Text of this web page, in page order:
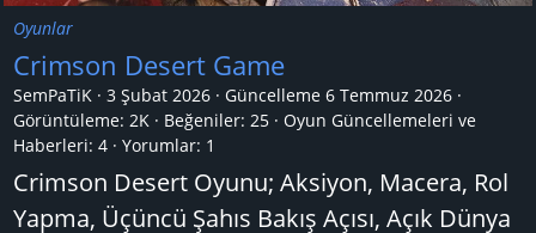
Oyunlar
Crimson Desert Game
SemPaTiK 3 Şubat 2026 Güncelleme 6 Temmuz 2026
Görüntüleme: 2K
Beğeniler: 25
Oyun Güncellemeleri ve
Haberleri: 4 Yorumlar: 1
Crimson Desert Oyunu; Aksiyon, Macera, Rol
Yapma, Üçüncü Şahıs Bakış Açısı, Açık Dünya